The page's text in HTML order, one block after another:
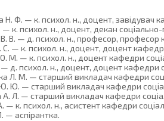
Н. Ф. — к. психол. н., доцент, завідувач
— к. психол. н., доцент, декан соціально-
В. — д. психол. н., професор, професор
С. — к. психол. н., доцент, доцент
М. — к. психол. н., доцент кафедри
д. психол. н., доцент, доцент кафедри
Л. М. — старший викладач кафедри
Ю. — старший викладач кафедри
А. Л. — старший викладач кафедри
к. психол. н., асиcтент кафедри
— аспірантка.